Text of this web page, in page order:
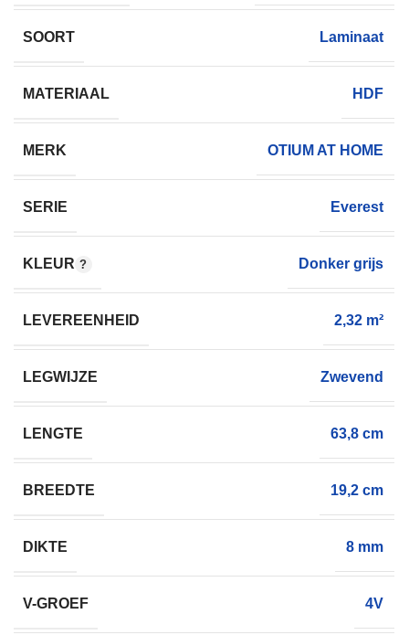
SOORT Laminaat
MATERIAAL HDF
MERK OTIUM AT HOME
SERIE Everest
KLEUR Donker grijs
LEVEREENHEID 2,32 m²
LEGWIJZE Zwevend
LENGTE 63,8 cm
BREEDTE 19,2 cm
DIKTE 8 mm
V-GROEF 4V